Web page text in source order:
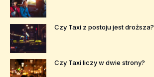
Czy Taxi z postoju jest droższa?
Czy Taxi liczy w dwie strony?